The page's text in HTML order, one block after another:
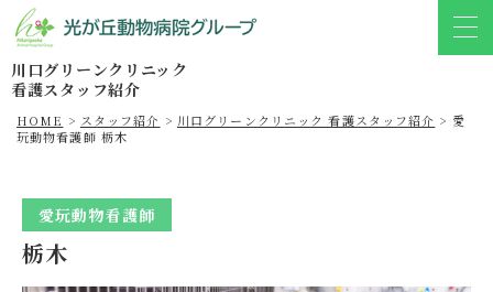
川口グリーンクリニック
看護スタッフ紹介
HOME > スタッフ紹介 > 川口グリーンクリニック 看護スタッフ紹介 > 愛
玩動物看護師 栃木
愛玩動物看護師
栃木